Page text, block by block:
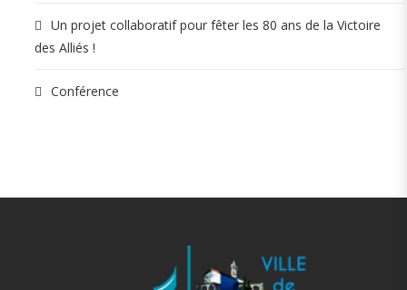
Un projet collaboratif pour fêter les 80 ans de la Victoire
des Alliés !
Conférence